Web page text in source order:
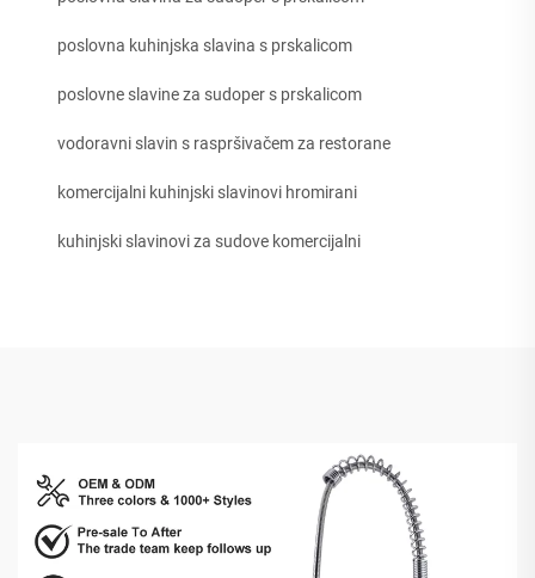
poslovna kuhinjska slavina s prskalicom
poslovne slavine za sudoper s prskalicom
vodoravni slavin s raspršivačem za restorane
komercijalni kuhinjski slavinovi hromirani
kuhinjski slavinovi za sudove komercijalni